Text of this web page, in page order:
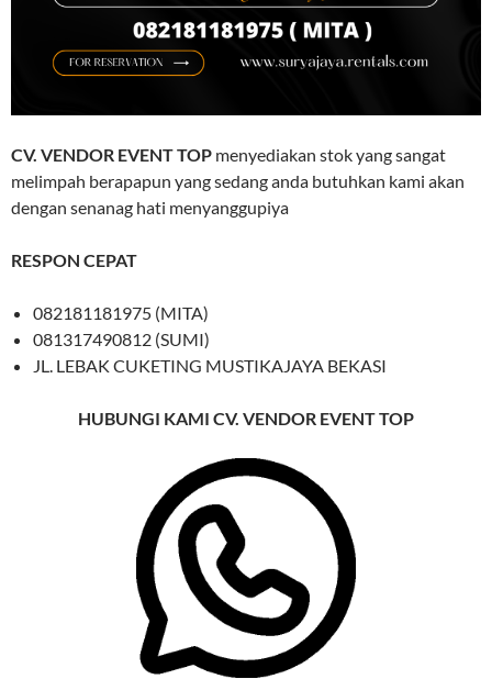
CV. VENDOR EVENT TOP menyediakan stok yang sangat
melimpah berapapun yang sedang anda butuhkan kami akan
dengan senanag hati menyanggupiya
RESPON CEPAT
082181181975 (MITA)
081317490812 (SUMI)
JL. LEBAK CUKETING MUSTIKAJAYA BEKASI
HUBUNGI KAMI CV. VENDOR EVENT TOP